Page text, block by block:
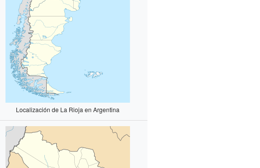
Localización de La Rioja en Argentina